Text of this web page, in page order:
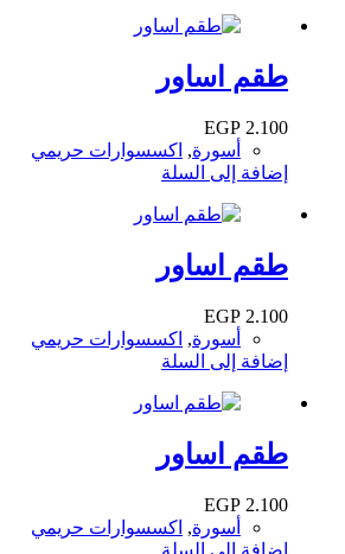
طقم اساور
EGP 2.100
أسورة, اكسسوارات حريمي
إضافة إلى السلة
طقم اساور
EGP 2.100
أسورة, اكسسوارات حريمي
إضافة إلى السلة
طقم اساور
EGP 2.100
أسورة, اكسسوارات حريمي
إضافة إلى السلة